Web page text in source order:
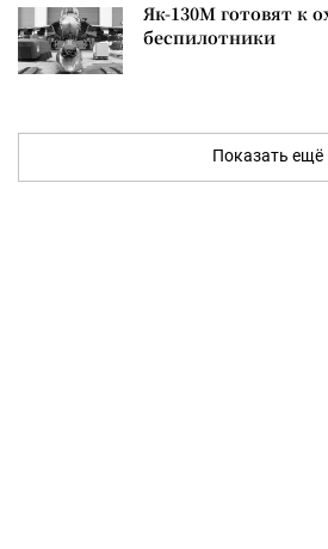
Як-130М готовят к
беспилотники
Показать ещё